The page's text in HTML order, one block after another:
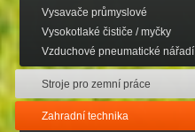
Vysavače průmyslové
Vysokotlaké čističe / myčky
Vzduchové pneumatické nářadí
Stroje pro zemní práce
Zahradní technika